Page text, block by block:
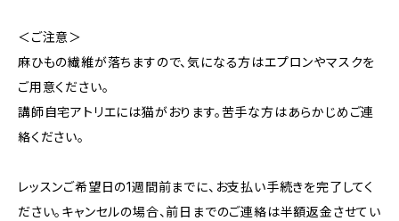
＜ご注意＞
麻ひもの繊維が落ちますので、気になる方はエプロンやマスクを
ご用意ください。
講師自宅アトリエには猫がおります。苦手な方はあらかじめご連
絡ください。
レッスンご希望日の1週間前までに、お支払い手続きを完了してく
ださい。キャンセルの場合、前日までのご連絡は半額返金させてい